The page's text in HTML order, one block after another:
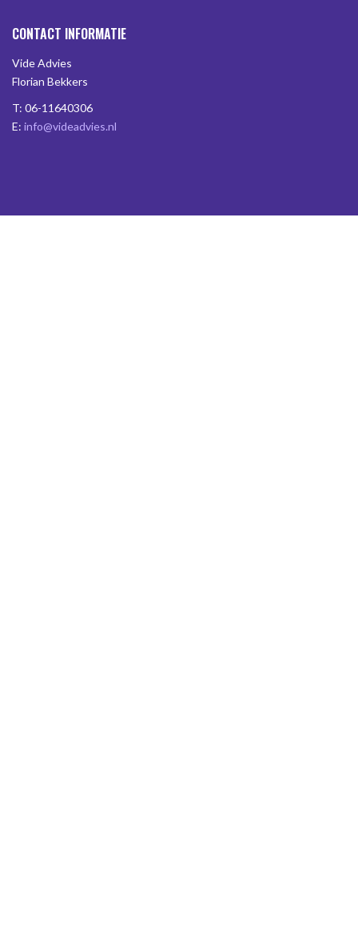
CONTACT INFORMATIE
Vide Advies
Florian Bekkers
T: 06-11640306
E: info@videadvies.nl